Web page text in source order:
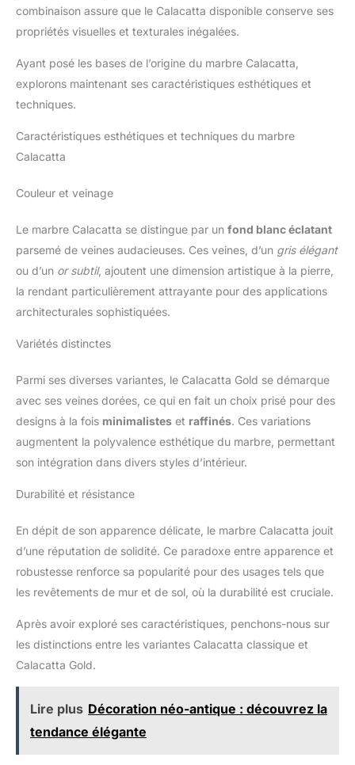
combinaison assure que le Calacatta disponible conserve ses
propriétés visuelles et texturales inégalées.
Ayant posé les bases de l’origine du marbre Calacatta,
explorons maintenant ses caractéristiques esthétiques et
techniques.
Caractéristiques esthétiques et techniques du marbre
Calacatta
Couleur et veinage
Le marbre Calacatta se distingue par un fond blanc éclatant
parsemé de veines audacieuses. Ces veines, d’un gris élégant
ou d’un or subtil, ajoutent une dimension artistique à la pierre,
la rendant particulièrement attrayante pour des applications
architecturales sophistiquées.
Variétés distinctes
Parmi ses diverses variantes, le Calacatta Gold se démarque
avec ses veines dorées, ce qui en fait un choix prisé pour des
designs à la fois minimalistes et raffinés. Ces variations
augmentent la polyvalence esthétique du marbre, permettant
son intégration dans divers styles d’intérieur.
Durabilité et résistance
En dépit de son apparence délicate, le marbre Calacatta jouit
d’une réputation de solidité. Ce paradoxe entre apparence et
robustesse renforce sa popularité pour des usages tels que
les revêtements de mur et de sol, où la durabilité est cruciale.
Après avoir exploré ses caractéristiques, penchons-nous sur
les distinctions entre les variantes Calacatta classique et
Calacatta Gold.
Lire plus Décoration néo-antique : découvrez la
tendance élégante